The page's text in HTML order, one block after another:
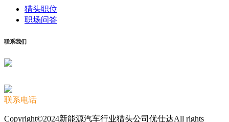
猎头职位
职场问答
联系我们
联系电话
Copyright©2024新能源汽车行业猎头公司优仕达All rights